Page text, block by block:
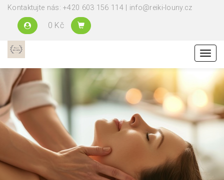
Kontaktujte nás: +420 603 156 114 | info@reiki-louny.cz
0 Kč
Menu